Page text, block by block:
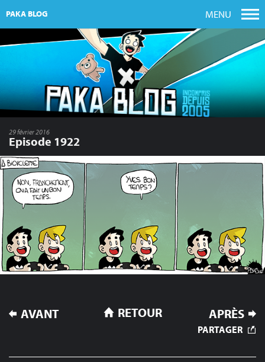
PAKA BLOG MENU
29 février 2016
Episode 1922
NAVIGATION
DE
AVANT APRÈS
RETOUR
PARTAGER